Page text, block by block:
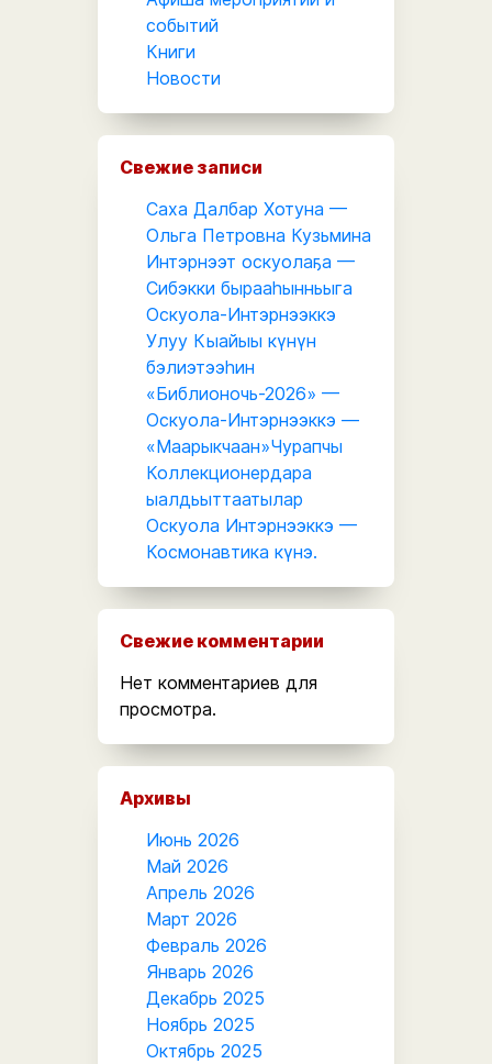
событий
Книги
Новости
Свежие записи
Саха Далбар Хотуна —
Ольга Петровна Кузьмина
Интэрнээт оскуолаҕа —
Сибэкки бырааһынньыга
Оскуола-Интэрнээккэ
Улуу Кыайыы күнүн
бэлиэтээһин
«Библионочь-2026» —
Оскуола-Интэрнээккэ —
«Маарыкчаан»Чурапчы
Коллекционердара
ыалдьыттаатылар
Оскуола Интэрнээккэ —
Космонавтика күнэ.
Свежие комментарии
Нет комментариев для
просмотра.
Архивы
Июнь 2026
Май 2026
Апрель 2026
Март 2026
Февраль 2026
Январь 2026
Декабрь 2025
Ноябрь 2025
Октябрь 2025